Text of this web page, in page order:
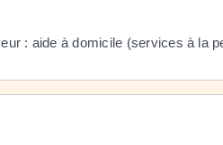
: aide à domicile (services à la